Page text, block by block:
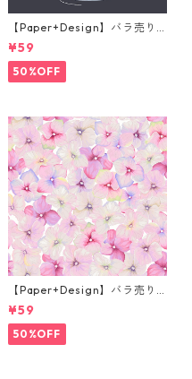
【Paper+Design】バラ売り2
枚 カクテルサイズ ペーパーナ
プキン Martini ブラック
¥59
50%OFF
【Paper+Design】バラ売り2
枚 カクテルサイズ ペーパーナ
プキン Small blossoms ピン
ク
¥59
50%OFF